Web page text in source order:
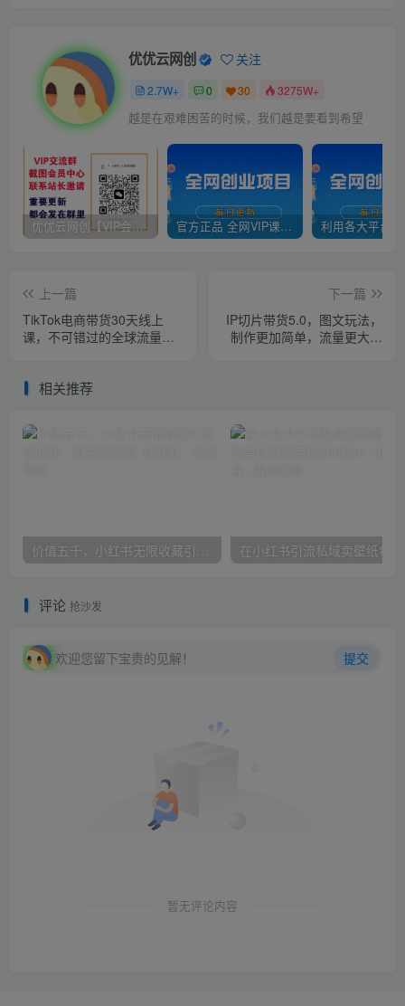
优优云网创 关注
2.7W+ 0 30 3275W+
越是在艰难困苦的时候，我们越是要看到希望
优优云网创【VIP会员专属交流群】 官方正品 全网VIP课程 无损下载~
上一篇
TikTok电商带货30天线上
课，不可错过的全球流量洼
下一篇
IP切片带货5.0，图文玩法，
制作更加简单，流量更大，
相关推荐
价值五千，小红书无限收藏引流创业粉，附采集协议【揭秘】
评论 抢沙发
欢迎您留下宝贵的见解！ 提交
暂无评论内容